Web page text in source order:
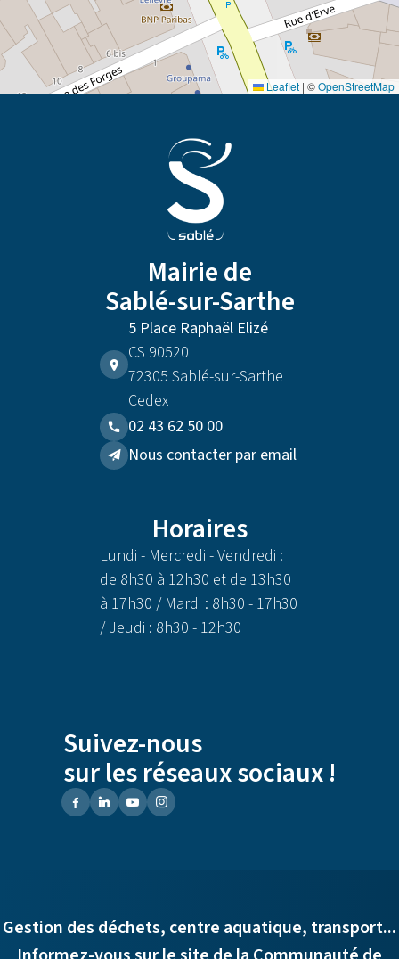
Leaflet | ©OpenStreetMap
Mairie de
Sablé-sur-Sarthe
5 Place Raphaël Elizé
CS 90520
72305 Sablé-sur-Sarthe
Cedex
02 43 62 50 00
Nous contacter par email
Horaires
Lundi - Mercredi - Vendredi :
de 8h30 à 12h30 et de 13h30
à 17h30 / Mardi : 8h30 - 17h30
/ Jeudi : 8h30 - 12h30
Suivez-nous
sur les réseaux sociaux !
Gestion des déchets, centre aquatique, transport...